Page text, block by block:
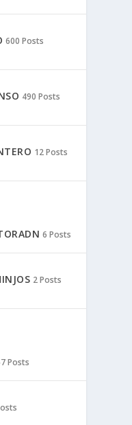
600 Posts
490 Posts
12 Posts
6 Posts
2 Posts
Posts